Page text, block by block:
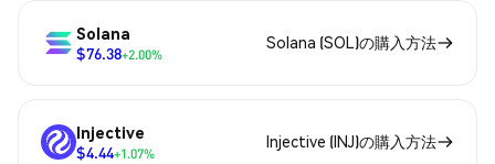
Solana
$76.38+2.00%
Solana (SOL)の購入方法
Injective
$4.44+1.07%
Injective (INJ)の購入方法